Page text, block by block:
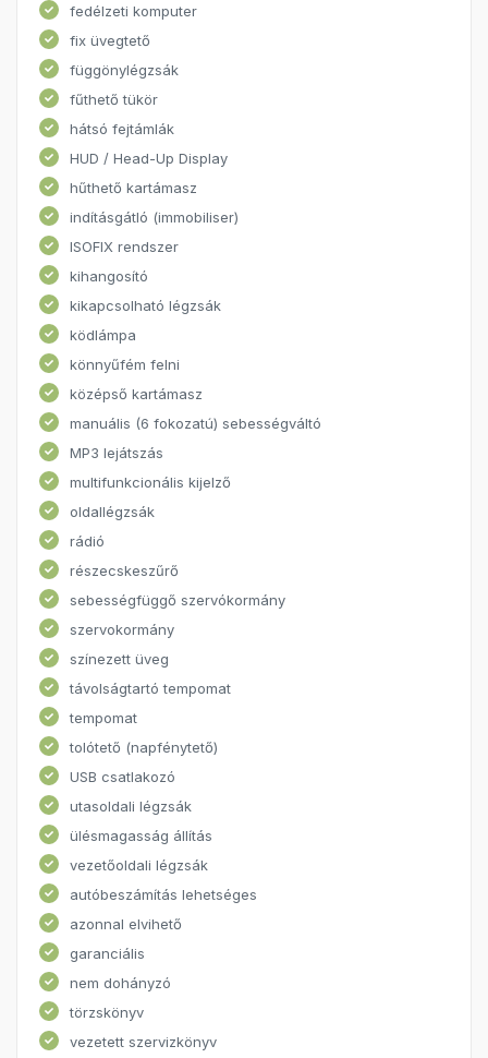
fedélzeti komputer
fix üvegtető
függönylégzsák
fűthető tükör
hátsó fejtámlák
HUD / Head-Up Display
hűthető kartámasz
indításgátló (immobiliser)
ISOFIX rendszer
kihangosító
kikapcsolható légzsák
ködlámpa
könnyűfém felni
középső kartámasz
manuális (6 fokozatú) sebességváltó
MP3 lejátszás
multifunkcionális kijelző
oldallégzsák
rádió
részecskeszűrő
sebességfüggő szervókormány
szervokormány
színezett üveg
távolságtartó tempomat
tempomat
tolótető (napfénytető)
USB csatlakozó
utasoldali légzsák
ülésmagasság állítás
vezetőoldali légzsák
autóbeszámítás lehetséges
azonnal elvihető
garanciális
nem dohányzó
törzskönyv
vezetett szervizkönyv